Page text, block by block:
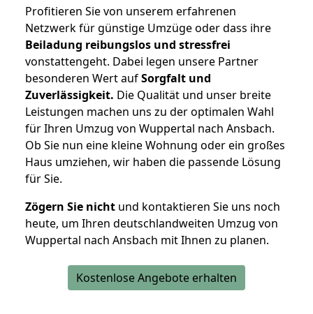
Profitieren Sie von unserem erfahrenen
Netzwerk für günstige Umzüge oder dass ihre
Beiladung reibungslos und stressfrei
vonstattengeht. Dabei legen unsere Partner
besonderen Wert aufSorgfalt und
Zuverlässigkeit. Die Qualität und unser breite
Leistungen machen uns zu der optimalen Wahl
für Ihren Umzug von Wuppertal nach Ansbach.
Ob Sie nun eine kleine Wohnung oder ein großes
Haus umziehen, wir haben die passende Lösung
für Sie.
Zögern Sie nicht und kontaktieren Sie uns noch
heute, um Ihren deutschlandweiten Umzug von
Wuppertal nach Ansbach mit Ihnen zu planen.
Kostenlose Angebote erhalten